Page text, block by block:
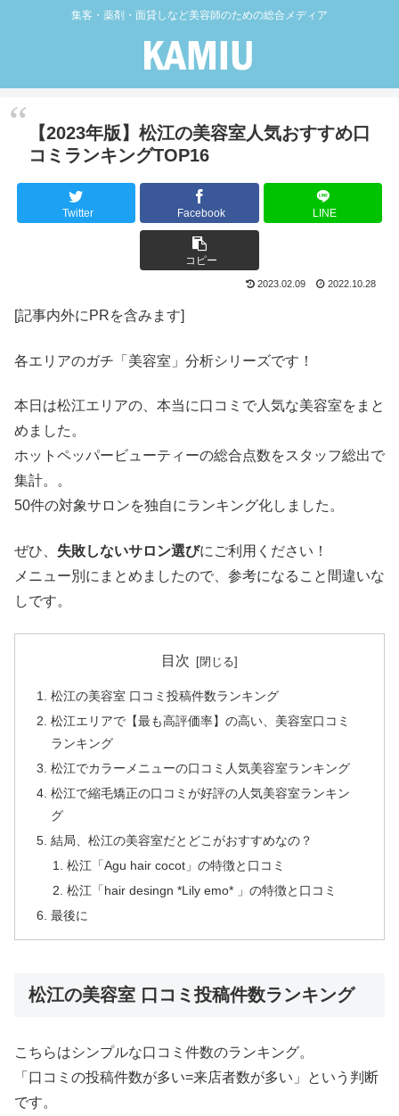
集客・薬剤・面貸しなど美容師のための総合メディア
【2023年版】松江の美容室人気おすすめ口
コミランキングTOP16
Twitter Facebook LINE
コピー
2023.02.09 2022.10.28
[記事内外にPRを含みます]
各エリアのガチ「美容室」分析シリーズです！
本日は松江エリアの、本当に口コミで人気な美容室をまと
めました。
ホットペッパービューティーの総合点数をスタッフ総出で
集計。。
50件の対象サロンを独自にランキング化しました。
ぜひ、 失敗しないサロン選びにご利用ください！
メニュー別にまとめましたので、参考になること間違いな
しです。
目次
松江の美容室 口コミ投稿件数ランキング
松江エリアで【最も高評価率】の高い、美容室口コミ
ランキング
松江でカラーメニューの口コミ人気美容室ランキング
松江で縮毛矯正の口コミが好評の人気美容室ランキン
グ
結局、松江の美容室だとどこがおすすめなの？
松江「Agu hair cocot」の特徴と口コミ
松江「hair desingn *Lily emo* 」の特徴と口コミ
最後に
松江の美容室 口コミ投稿件数ランキング
こちらはシンプルな口コミ件数のランキング。
「口コミの投稿件数が多い=来店者数が多い」という判断
です。